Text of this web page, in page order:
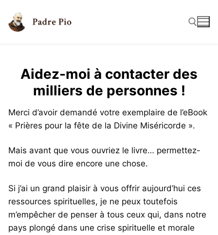
Aidez-moi à contacter des
milliers de personnes !
Merci d’avoir demandé votre exemplaire de l’eBook
« Prières pour la fête de la Divine Miséricorde ».
Mais avant que vous ouvriez le livre… permettez-
moi de vous dire encore une chose.
Si j’ai un grand plaisir à vous offrir aujourd’hui ces
ressources spirituelles, je ne peux toutefois
m’empêcher de penser à tous ceux qui, dans notre
pays plongé dans une crise spirituelle et morale